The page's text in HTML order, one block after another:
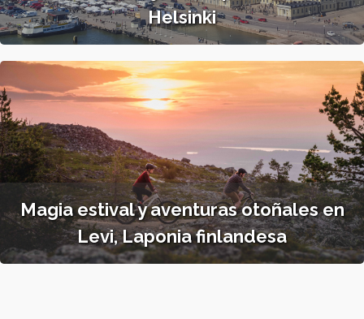
Helsinki
Magia estival y aventuras otoñales en
Levi, Laponia finlandesa